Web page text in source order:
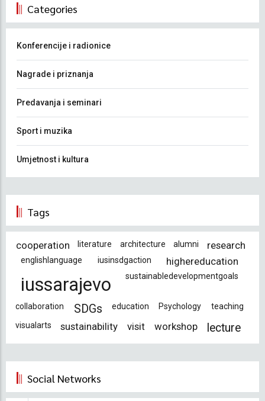
Categories
Konferencije i radionice
Nagrade i priznanja
Predavanja i seminari
Sport i muzika
Umjetnost i kultura
Tags
cooperation literature architecture alumni research
englishlanguage iusinsdgaction highereducation
iussarajevo sustainabledevelopmentgoals
collaboration SDGs education Psychology
teaching
visualarts
sustainability visit workshop lecture
Social Networks